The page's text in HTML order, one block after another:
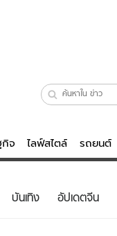
กิจ ไลฟ์สไตล์ รถยนต์
ไลฟ์สไตล์
บันเทิง อัปเดตจีน